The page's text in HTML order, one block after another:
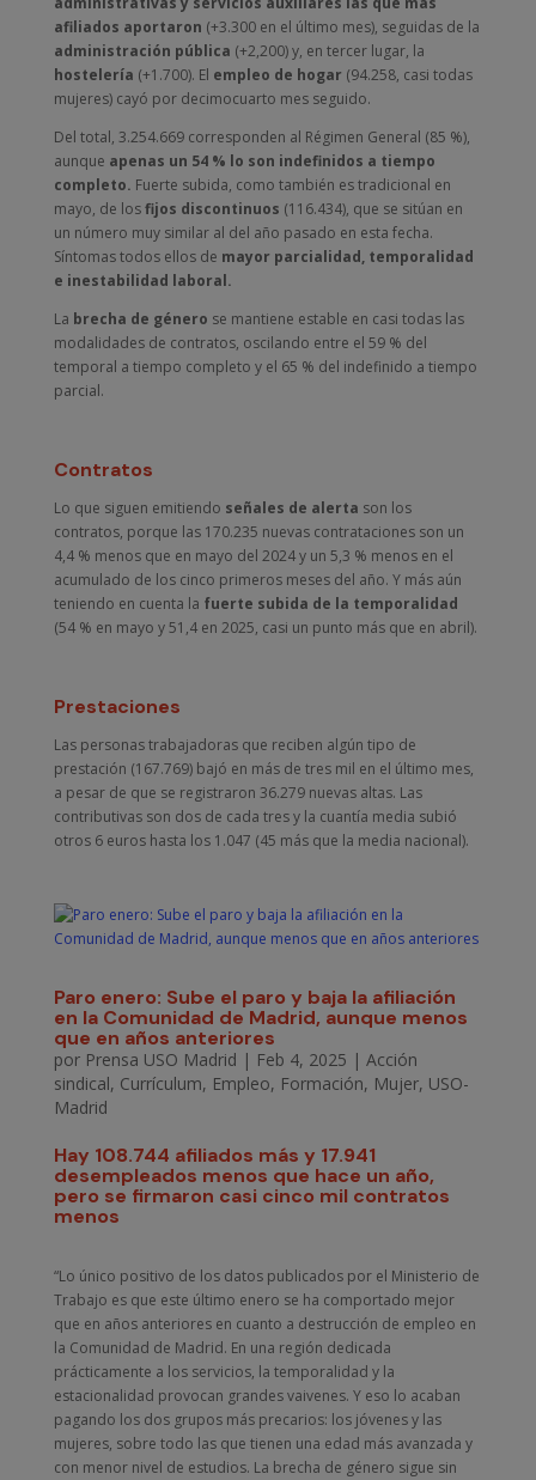
afiliados aportaron (+3.300 en el último mes), seguidas de la
administración pública (+2,200) y, en tercer lugar, la
hostelería (+1.700). El empleo de hogar (94.258, casi todas
mujeres) cayó por decimocuarto mes seguido.
Del total, 3.254.669 corresponden al Régimen General (85 %),
aunque apenas un 54 % lo son indefinidos a tiempo
completo. Fuerte subida, como también es tradicional en
mayo, de losfijos discontinuos (116.434), que se sitúan en
un número muy similar al del año pasado en esta fecha.
Síntomas todos ellos de mayor parcialidad, temporalidad
e inestabilidad laboral.
La brecha de género se mantiene estable en casi todas las
modalidades de contratos, oscilando entre el 59 % del
temporal a tiempo completo y el 65 % del indefinido a tiempo
parcial.
Contratos
Lo que siguen emitiendo señales de alerta son los
contratos, porque las 170.235 nuevas contrataciones son un
4,4 % menos que en mayo del 2024 y un 5,3 % menos en el
acumulado de los cinco primeros meses del año. Y más aún
teniendo en cuenta la fuerte subida de la temporalidad
(54 % en mayo y 51,4 en 2025, casi un punto más que en abril).
Prestaciones
Las personas trabajadoras que reciben algún tipo de
prestación (167.769) bajó en más de tres mil en el último mes,
a pesar de que se registraron 36.279 nuevas altas. Las
contributivas son dos de cada tres y la cuantía media subió
otros 6 euros hasta los 1.047 (45 más que la media nacional).
Paro enero: Sube el paro y baja la afiliación
en la Comunidad de Madrid, aunque menos
que en años anteriores
por Prensa USO Madrid | Feb 4, 2025 | Acción
sindical, Currículum, Empleo, Formación, Mujer, USO-
Madrid
Hay 108.744 afiliados más y 17.941
desempleados menos que hace un año,
pero se firmaron casi cinco mil contratos
menos
“Lo único positivo de los datos publicados por el Ministerio de
Trabajo es que este último enero se ha comportado mejor
que en años anteriores en cuanto a destrucción de empleo en
la Comunidad de Madrid. En una región dedicada
prácticamente a los servicios, la temporalidad y la
estacionalidad provocan grandes vaivenes. Y eso lo acaban
pagando los dos grupos más precarios: los jóvenes y las
mujeres, sobre todo las que tienen una edad más avanzada y
con menor nivel de estudios. La brecha de género sigue sin